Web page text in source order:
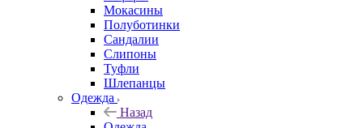
Мокасины
Полуботинки
Сандалии
Слипоны
Туфли
Шлепанцы
Одежда
Назад